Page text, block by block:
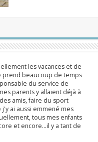
les vacances et de
prend beaucoup de temps
du service de
parents y allaient déjà à
amis, faire du sport
j'y ai aussi emmené mes
tous mes enfants
et encore...il y a tant de